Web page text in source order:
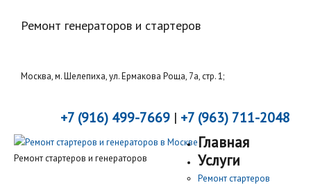
Ремонт генераторов и стартеров
Москва, м. Шелепиха, ул. Ермакова Роща, 7а, стр. 1;
+7 (916) 499-7669 | +7 (963) 711-2048
Ремонт стартеров и генераторов
Главная
Услуги
Ремонт стартеров